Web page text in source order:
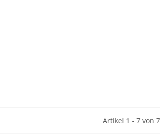
Artikel 1 - 7 von 7